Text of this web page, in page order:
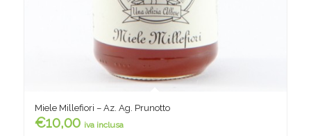
Miele Millefiori – Az. Ag. Prunotto
€10,00 iva inclusa